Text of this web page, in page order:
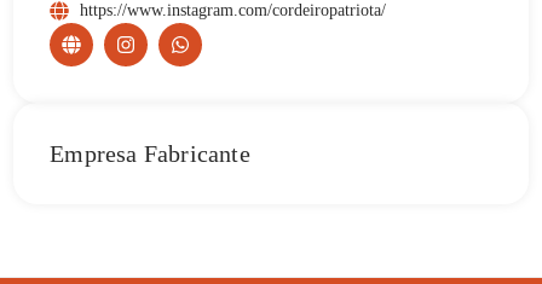
https://www.instagram.com/cordeiropatriota/
Empresa Fabricante